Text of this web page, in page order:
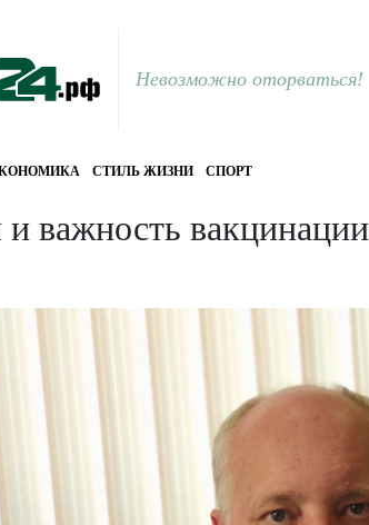
Невозможно оторваться!
СТИЛЬ ЖИЗНИ СПОРТ
важность